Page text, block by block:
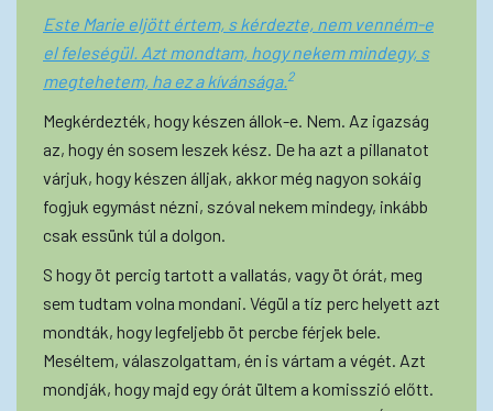
Este Marie eljött értem, s kérdezte, nem venném-e
el feleségül. Azt mondtam, hogy nekem mindegy, s
megtehetem, ha ez a kívánsága. 2
Megkérdezték, hogy készen állok-e. Nem. Az igazság
az, hogy én sosem leszek kész. De ha azt a pillanatot
várjuk, hogy készen álljak, akkor még nagyon sokáig
fogjuk egymást nézni, szóval nekem mindegy, inkább
csak essünk túl a dolgon.
S hogy öt percig tartott a vallatás, vagy öt órát, meg
sem tudtam volna mondani. Végül a tíz perc helyett azt
mondták, hogy legfeljebb öt percbe férjek bele.
Meséltem, válaszolgattam, én is vártam a végét. Azt
mondják, hogy majd egy órát ültem a komisszió előtt.